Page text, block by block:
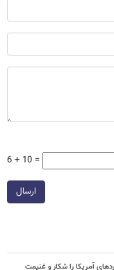
6 + 10 =
ارسال
آمریکا را شکار و غنیمت